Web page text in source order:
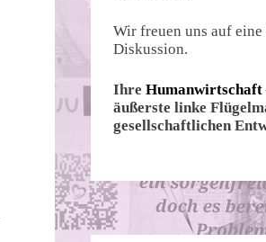
Wir freuen uns auf eine
Diskussion.
Ihre Humanwirtschaft
äußerste linke
gesellschaftlichen